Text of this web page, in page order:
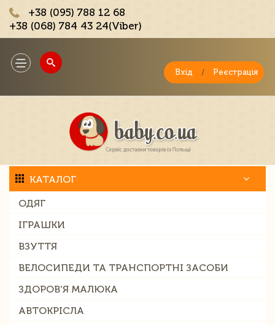
+38 (095) 788 12 68
+38 (068) 784 43 24(Viber)
Toggle
navigation
Вхід / Реєстрація
КАТАЛОГ
ОДЯГ
ІГРАШКИ
ВЗУТТЯ
ВЕЛОСИПЕДИ ТА ТРАНСПОРТНІ ЗАСОБИ
ЗДОРОВ'Я МАЛЮКА
АВТОКРІСЛА